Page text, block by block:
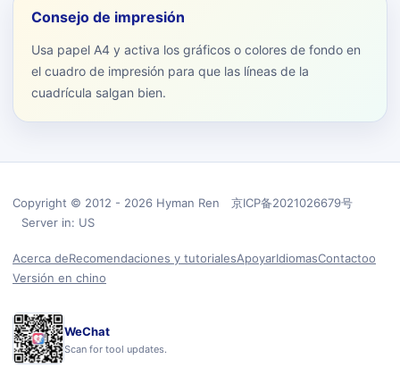
Consejo de impresión
Usa papel A4 y activa los gráficos o colores de fondo en
el cuadro de impresión para que las líneas de la
cuadrícula salgan bien.
Copyright © 2012 - 2026 Hyman Ren 京ICP备2021026679号
Server in: US
Acerca deRecomendaciones y tutorialesApoyarIdiomasContactoo
Versión en chino
WeChat
Scan for tool updates.